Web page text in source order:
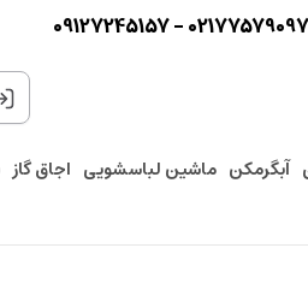
آبگرمکن ماشین لباسشویی اجاق گاز